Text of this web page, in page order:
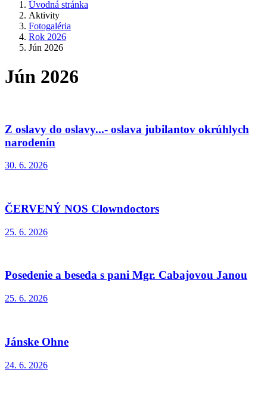
Úvodná stránka
Aktivity
Fotogaléria
Rok 2026
Jún 2026
Jún 2026
Z oslavy do oslavy...- oslava jubilantov okrúhlych
narodenín
30. 6. 2026
ČERVENÝ NOS Clowndoctors
25. 6. 2026
Posedenie a beseda s pani Mgr. Cabajovou Janou
25. 6. 2026
Jánske Ohne
24. 6. 2026